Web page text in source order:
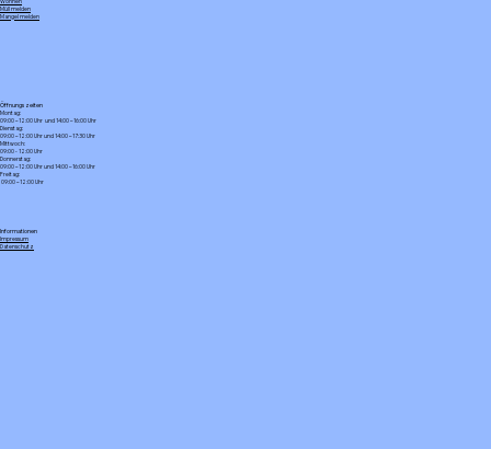
Müll melden
Mangel melden
Öffnungszeiten
Montag:
09:00 – 12:00 Uhr und 14:00 – 16:00 Uhr
Dienstag:
09:00 – 12:00 Uhr und 14:00 – 17:30 Uhr
Mittwoch:
09:00 - 12:00 Uhr
Donnerstag:
09:00 – 12:00 Uhr und 14:00 – 16:00 Uhr
Freitag:
09:00 – 12:00 Uhr
Informationen
Impressum
Datenschutz